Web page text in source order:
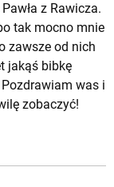
z Rawicza.
tak mocno mnie
zawsze od nich
jakąś bibkę
was i
zobaczyć!